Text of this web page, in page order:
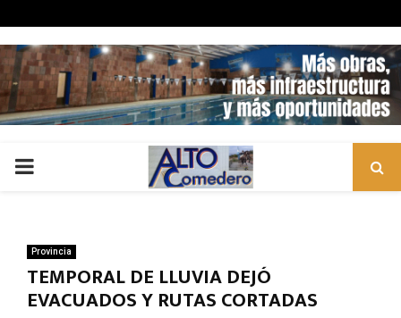
PRIMARY
Provincia
TEMPORAL DE LLUVIA DEJÓ
EVACUADOS Y RUTAS CORTADAS